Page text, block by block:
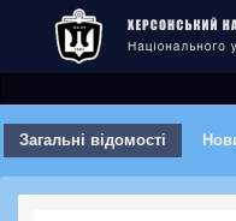
Загальні відомості